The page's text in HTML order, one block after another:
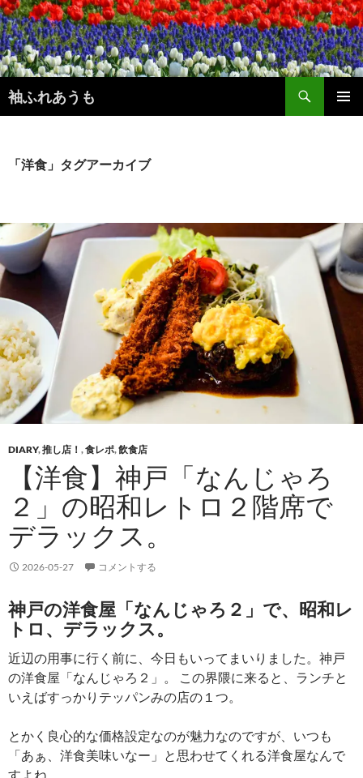
コ
ン
テ
ン
ツ
へ
袖ふれあうも
検
索
「洋食」タグアーカイブ
DIARY,推し店！ ,食レポ,飲食店
【洋食】神戸「なんじゃろ
２」の昭和レトロ２階席で
デラックス。
2026-05-27 コメントする
神戸の洋食屋「なんじゃろ２」で、昭和レ
トロ、デラックス。
近辺の用事に行く前に、今日もいってまいりました。神戸
の洋食屋「なんじゃろ２」。 この界隈に来ると、ランチと
いえばすっかりテッパンみの店の１つ。
とかく良心的な価格設定なのが魅力なのですが、いつも
「あぁ、洋食美味いなー」と思わせてくれる洋食屋なんで
すよね。